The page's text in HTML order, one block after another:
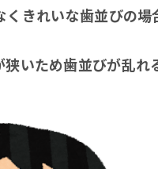
きれいな歯並びの場
いため歯並びが乱れ